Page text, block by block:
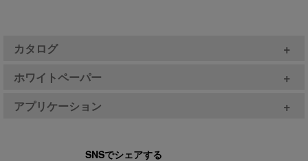
カタログ +
ホワイトペーパー +
アプリケーション +
SNSでシェアする